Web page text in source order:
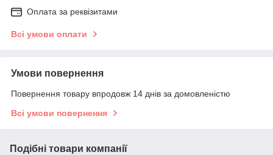
Оплата за реквізитами
Всі умови оплати
Умови повернення
Повернення товару впродовж 14 днів за домовленістю
Всі умови повернення
Подібні товари компанії